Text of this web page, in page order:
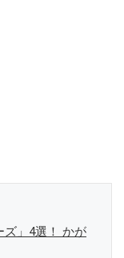
ズ」4選！ かが